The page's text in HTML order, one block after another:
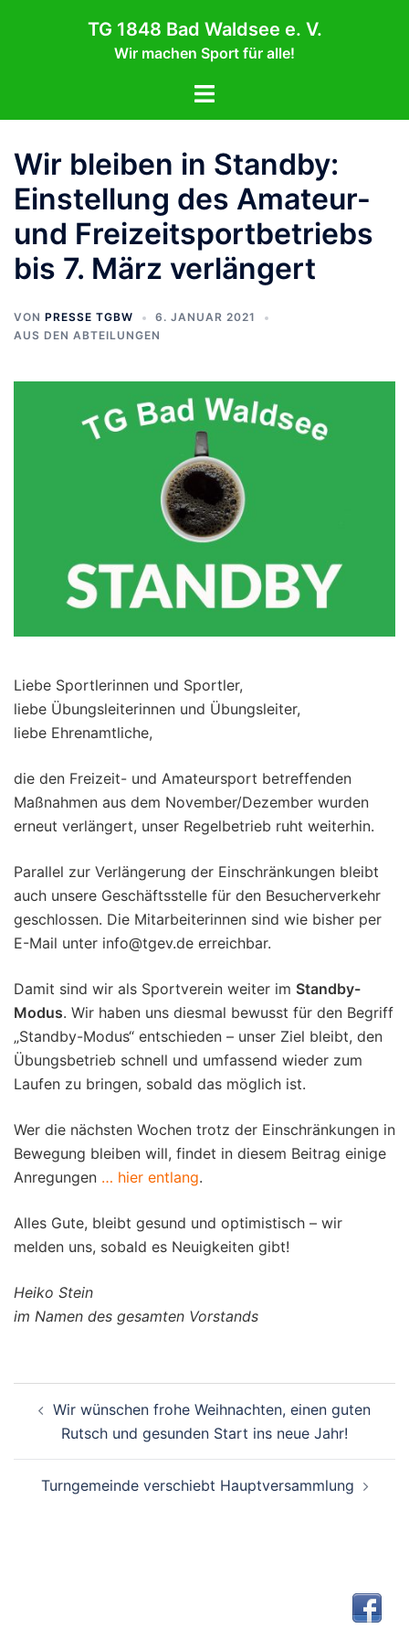
TG 1848 Bad Waldsee e. V.
Wir machen Sport für alle!
Menü
Wir bleiben in Standby:
Einstellung des Amateur-
und Freizeitsportbetriebs
bis 7. März verlängert
VON PRESSE TGBW
6. JANUAR 2021
AUS DEN ABTEILUNGEN
Liebe Sportlerinnen und Sportler,
liebe Übungsleiterinnen und Übungsleiter,
liebe Ehrenamtliche,
die den Freizeit- und Amateursport betreffenden
Maßnahmen aus dem November/Dezember wurden
erneut verlängert, unser Regelbetrieb ruht weiterhin.
Parallel zur Verlängerung der Einschränkungen bleibt
auch unsere Geschäftsstelle für den Besucherverkehr
geschlossen. Die Mitarbeiterinnen sind wie bisher per
E-Mail unter info@tgev.de erreichbar.
Damit sind wir als Sportverein weiter im Standby-
Modus. Wir haben uns diesmal bewusst für den Begriff
„Standby-Modus“ entschieden – unser Ziel bleibt, den
Übungsbetrieb schnell und umfassend wieder zum
Laufen zu bringen, sobald das möglich ist.
Wer die nächsten Wochen trotz der Einschränkungen in
Bewegung bleiben will, findet in diesem Beitrag einige
Anregungen … hier entlang.
Alles Gute, bleibt gesund und optimistisch – wir
melden uns, sobald es Neuigkeiten gibt!
Heiko Stein
im Namen des gesamten Vorstands
Wir wünschen frohe Weihnachten, einen guten
Rutsch und gesunden Start ins neue Jahr!
Turngemeinde verschiebt Hauptversammlung